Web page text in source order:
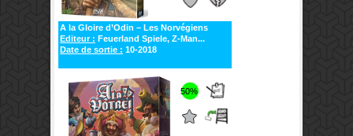
A la Gloire d’Odin – Les Norvégiens
Editeur : Feuerland Spiele, Z-Man...
Date de sortie : 10-2018
50%